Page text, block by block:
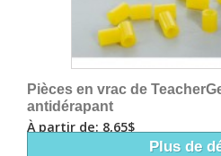
Pièces en vrac de
antidérapant
À partir de: 8,65$
Plus de